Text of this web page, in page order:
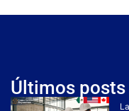
Últimos posts